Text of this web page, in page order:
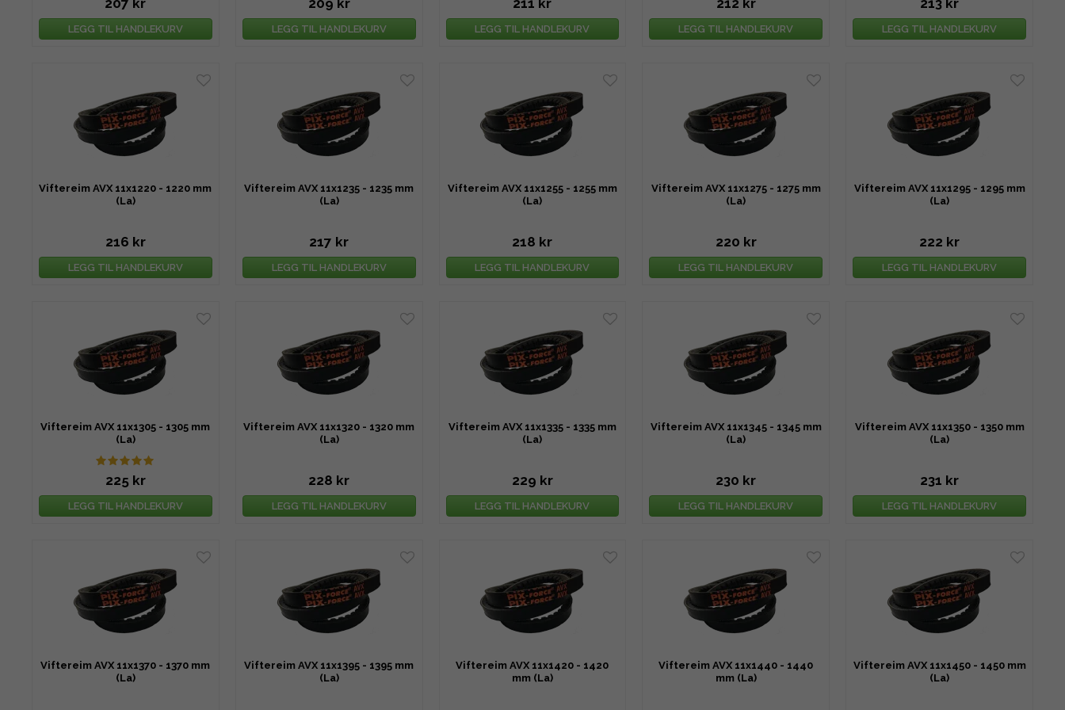
207 kr
LEGG TIL HANDLEKURV
209 kr
LEGG TIL HANDLEKURV
211 kr
LEGG TIL HANDLEKURV
212 kr
LEGG TIL HANDLEKURV
213 kr
LEGG TIL HANDLEKURV
Viftereim AVX 11x1220 - 1220 mm
(La)
216 kr
LEGG TIL HANDLEKURV
Viftereim AVX 11x1235 - 1235 mm
(La)
217 kr
LEGG TIL HANDLEKURV
Viftereim AVX 11x1255 - 1255 mm
(La)
218 kr
LEGG TIL HANDLEKURV
Viftereim AVX 11x1275 - 1275 mm
(La)
220 kr
LEGG TIL HANDLEKURV
Viftereim AVX 11x1295 - 1295 mm
(La)
222 kr
LEGG TIL HANDLEKURV
Viftereim AVX 11x1305 - 1305 mm
(La)
225 kr
LEGG TIL HANDLEKURV
Viftereim AVX 11x1320 - 1320 mm
(La)
228 kr
LEGG TIL HANDLEKURV
Viftereim AVX 11x1335 - 1335 mm
(La)
229 kr
LEGG TIL HANDLEKURV
Viftereim AVX 11x1345 - 1345 mm
(La)
230 kr
LEGG TIL HANDLEKURV
Viftereim AVX 11x1350 - 1350 mm
(La)
231 kr
LEGG TIL HANDLEKURV
Viftereim AVX 11x1370 - 1370 mm
(La)
Viftereim AVX 11x1395 - 1395 mm
(La)
Viftereim AVX 11x1420 - 1420
mm (La)
Viftereim AVX 11x1440 - 1440
mm (La)
Viftereim AVX 11x1450 - 1450 mm
(La)